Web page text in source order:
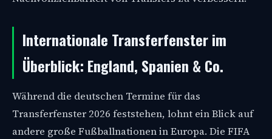
Internationale Transferfenster im
Überblick: England, Spanien & Co.
Während die deutschen Termine für das
Transferfenster 2026 feststehen, lohnt ein Blick auf
andere große Fußballnationen in Europa. Die FIFA